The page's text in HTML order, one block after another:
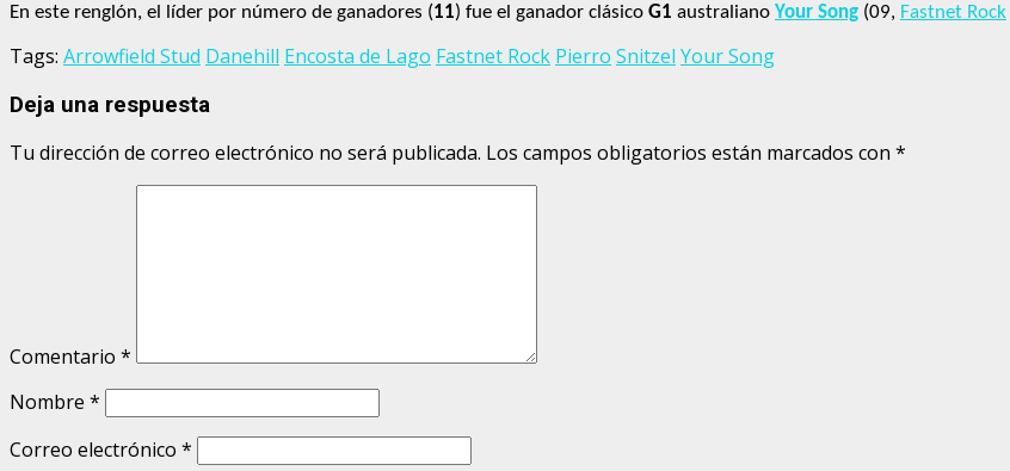
En este renglón, el líder por número de ganadores (11) fue el ganador clásico G1 australiano Your Song (09, Fastnet Rock
Tags: Arrowfield Stud Danehill Encosta de Lago Fastnet Rock Pierro Snitzel Your Song
Deja una respuesta
Tu dirección de correo electrónico no será publicada. Los campos obligatorios están marcados con *
Comentario *
Nombre *
Correo electrónico *